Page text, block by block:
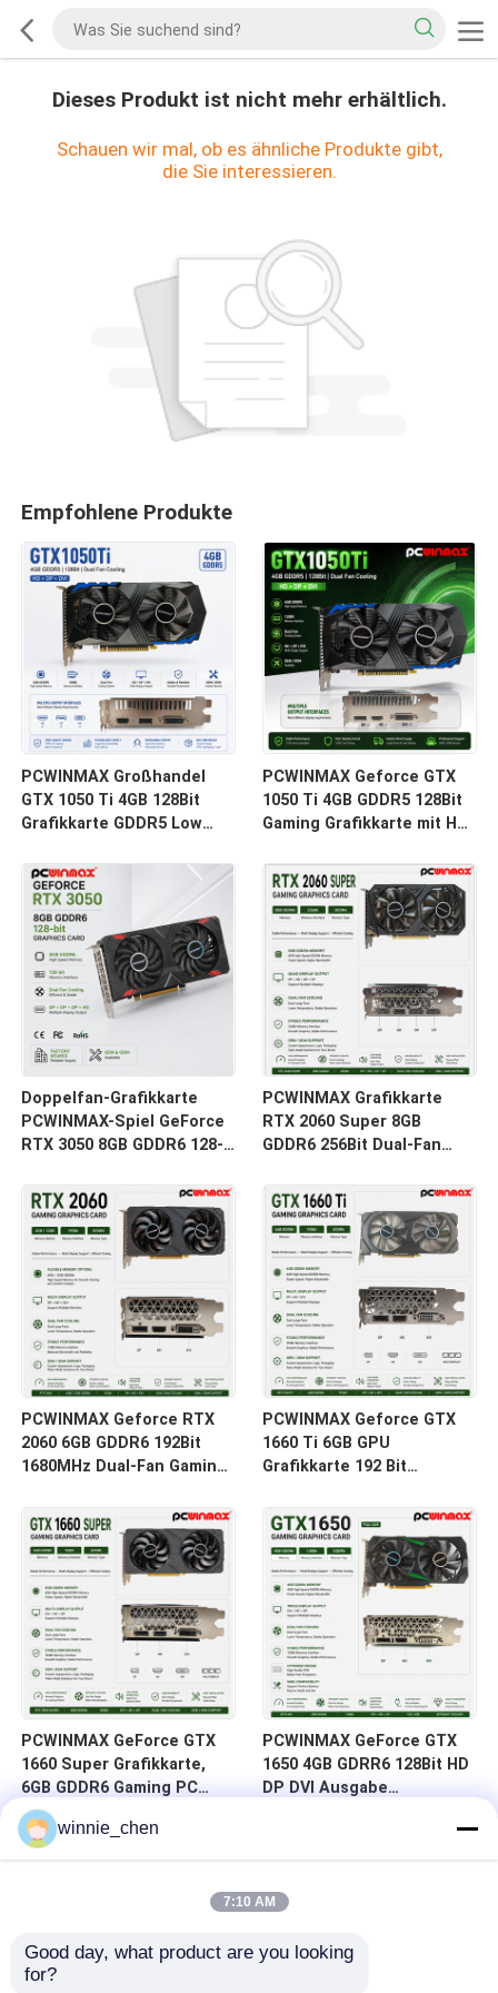
Dieses Produkt ist nicht mehr erhältlich.
Schauen wir mal, ob es ähnliche Produkte gibt,
die Sie interessieren.
Empfohlene Produkte
PCWINMAX Großhandel
GTX 1050 Ti 4GB 128Bit
Grafikkarte GDDR5 Low
Ausgang für Desktop
PCWINMAX Geforce GTX
1050 Ti 4GB GDDR5 128Bit
Gaming Grafikkarte mit HD-
Lager für Desktop-
Computer
Doppelfan-Grafikkarte
PCWINMAX-Spiel GeForce
RTX 3050 8GB GDDR6 128-
Spiel
PCWINMAX Grafikkarte
RTX 2060 Super 8GB
GDDR6 256Bit Dual-Fan
Tracing für Gaming PC
OEM Großhandel
PCWINMAX Geforce RTX
2060 6GB GDDR6 192Bit
1680MHz Dual-Fan Gaming
auf Lager für Desktop-
Computer
PCWINMAX Geforce GTX
1660 Ti 6GB GPU
Grafikkarte 192 Bit
DVI 14Gbps Speicher
PCWINMAX GeForce GTX
1660 Super Grafikkarte,
6GB GDDR6 Gaming PC
GPU 192bit Videokarte
PCIe 3.0 x16 1660S
Spielkarten
PCWINMAX GeForce GTX
1650 4GB GDRR6 128Bit HD
DP DVI Ausgabe
winnie_chen
7:10 AM
Good day, what product are you looking
for?